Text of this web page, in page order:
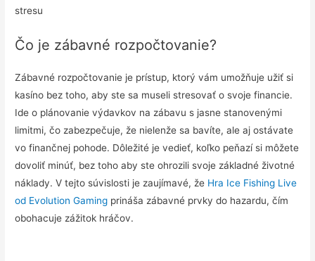
stresu
Čo je zábavné rozpočtovanie?
Zábavné rozpočtovanie je prístup, ktorý vám umožňuje užiť si
kasíno bez toho, aby ste sa museli stresovať o svoje financie.
Ide o plánovanie výdavkov na zábavu s jasne stanovenými
limitmi, čo zabezpečuje, že nielenže sa bavíte, ale aj ostávate
vo finančnej pohode. Dôležité je vedieť, koľko peňazí si môžete
dovoliť minúť, bez toho aby ste ohrozili svoje základné životné
náklady. V tejto súvislosti je zaujímavé, že Hra Ice Fishing Live
od Evolution Gaming prináša zábavné prvky do hazardu, čím
obohacuje zážitok hráčov.